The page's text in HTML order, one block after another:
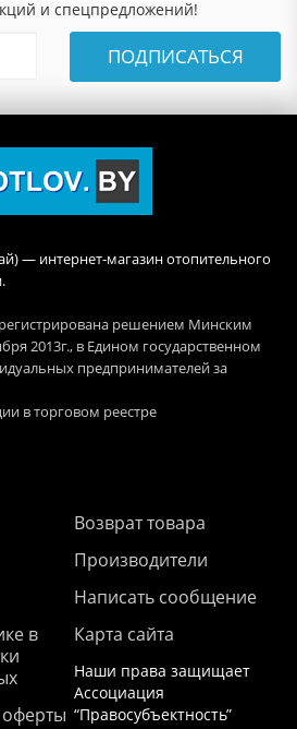
и спецпредложений!
ПОДПИСАТЬСЯ
— интернет-магазин отопительного
решением Минским
2013г., в Едином государственном
предпринимателей за
в торговом реестре
в
Возврат товара
Производители
Написать сообщение
Карта сайта
Наши права защищает
Ассоциация
“Правосубъектность”